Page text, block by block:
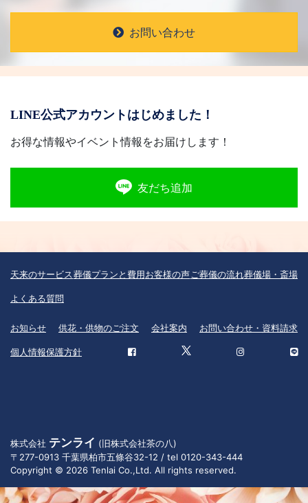
お問い合わせ
LINE公式アカウントはじめました！
お得な情報やイベント情報をお届けします！
友だち追加
天来のサービス葬儀プランと費用お客様の声 ご葬儀の流れ葬儀場・斎場
よくある質問
お知らせ 供花・供物のご注文 会社案内 お問い合わせ・資料請求
個人情報保護方針
株式会社 テンライ (旧株式会社茶の八)
〒277-0913 千葉県柏市五條谷32-12 / tel 0120-343-444
Copyright © 2026 Tenlai Co.,Ltd. All rights reserved.